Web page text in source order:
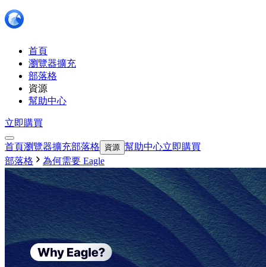
首頁
瀏覽器擴充
部落格
資源
幫助中心
立即購買
首頁瀏覽器擴充部落格 資源 幫助中心立即購買
部落格
為何需要 Eagle